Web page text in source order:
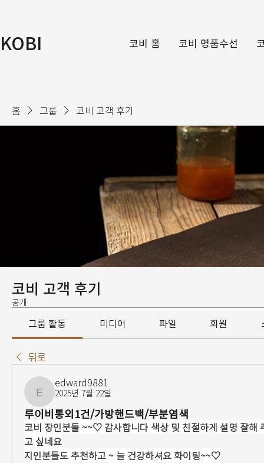
KOBI 코비 홈 코비 명품수선
홈 그룹 코비 고객 후기
코비 고객 후기
공개
그룹 활동 미디어 파일 회원
뒤로
edward9881
edward9881
2025년 7월 22일
루이비통외1건/가방핸드백/부분염색
코비 장인분들 ~~♡ 감사합니다 색상 및 친절하게 설명 잘해
고 싶네요
지인분들도 추천하고 ~ 늘 건강하셔요 화이팅~~♡